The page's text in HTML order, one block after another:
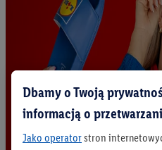
Dbamy o Twoją
informacją o
Jako operatorstron